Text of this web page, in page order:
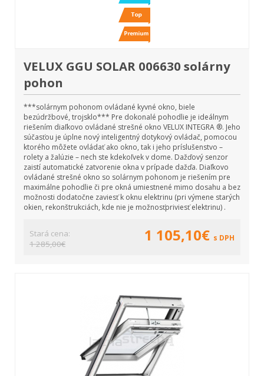
VELUX GGU SOLAR 006630 solárny
pohon
***solárnym pohonom ovládané kyvné okno, biele
bezúdržbové, trojsklo*** Pre dokonalé pohodlie je ideálnym
riešením diaľkovo ovládané strešné okno VELUX INTEGRA ®. Jeho
súčasťou je úplne nový inteligentný dotykový ovládač, pomocou
ktorého môžete ovládať ako okno, tak i jeho príslušenstvo –
rolety a žalúzie – nech ste kdekoľvek v dome. Dažďový senzor
zaistí automatické zatvorenie okna v prípade dažďa. Diaľkovo
ovládané strešné okno so solárnym pohonom je riešením pre
maximálne pohodlie či pre okná umiestnené mimo dosahu a bez
možnosti dodatočne zaviesť k oknu elektrinu (pri výmene starých
okien, rekonštrukciách, kde nie je možnosťpriviesť elektrinu) .
Stará cena:
1 285,00€
1 105,10€ s DPH